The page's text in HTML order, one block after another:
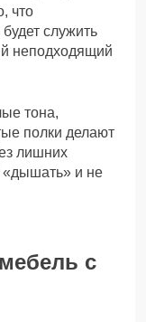
что
служить
неподходящий
тона,
полки делают
лишних
«дышать» и не
с